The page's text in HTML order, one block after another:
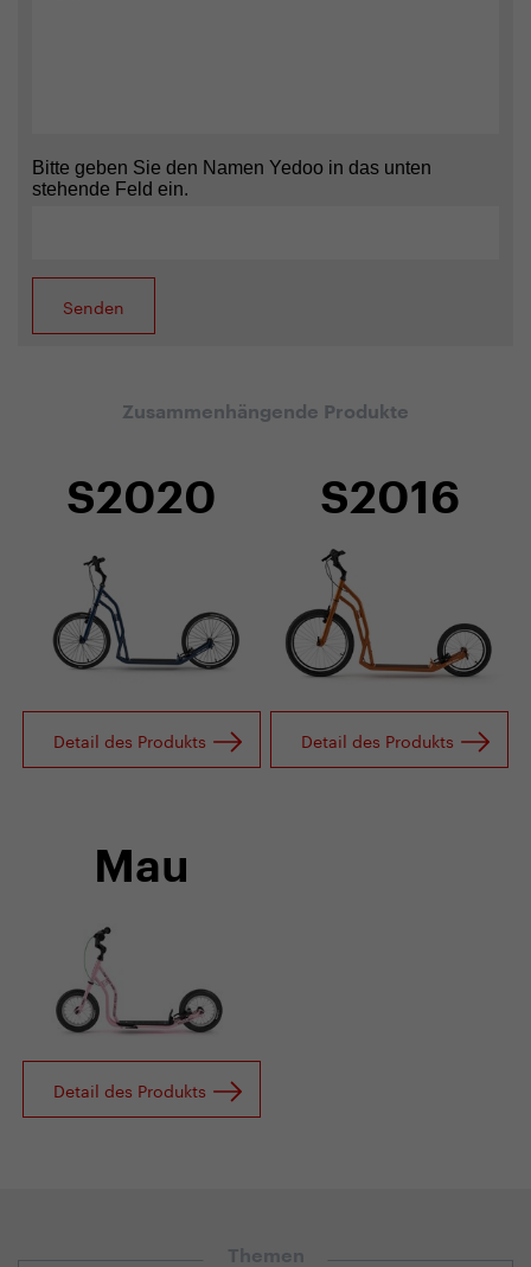
Bitte geben Sie den Namen Yedoo in das unten
stehende Feld ein.
Zusammenhängende Produkte
S2020
Detail des Produkts
S2016
Detail des Produkts
Mau
Detail des Produkts
Themen